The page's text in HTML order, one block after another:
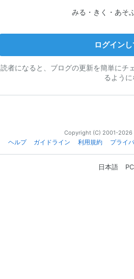
みる・きく・あそ
ログイン
読者になると、ブログの更新を簡単にチ
るように
Copyright (C) 2001-2026
ヘルプ
ガイドライン 利用規約 プライ
日本語